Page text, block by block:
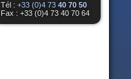
Tél : +33 (0)4 73 40 70 50
Fax : +33 (0)4 73 40 70 64